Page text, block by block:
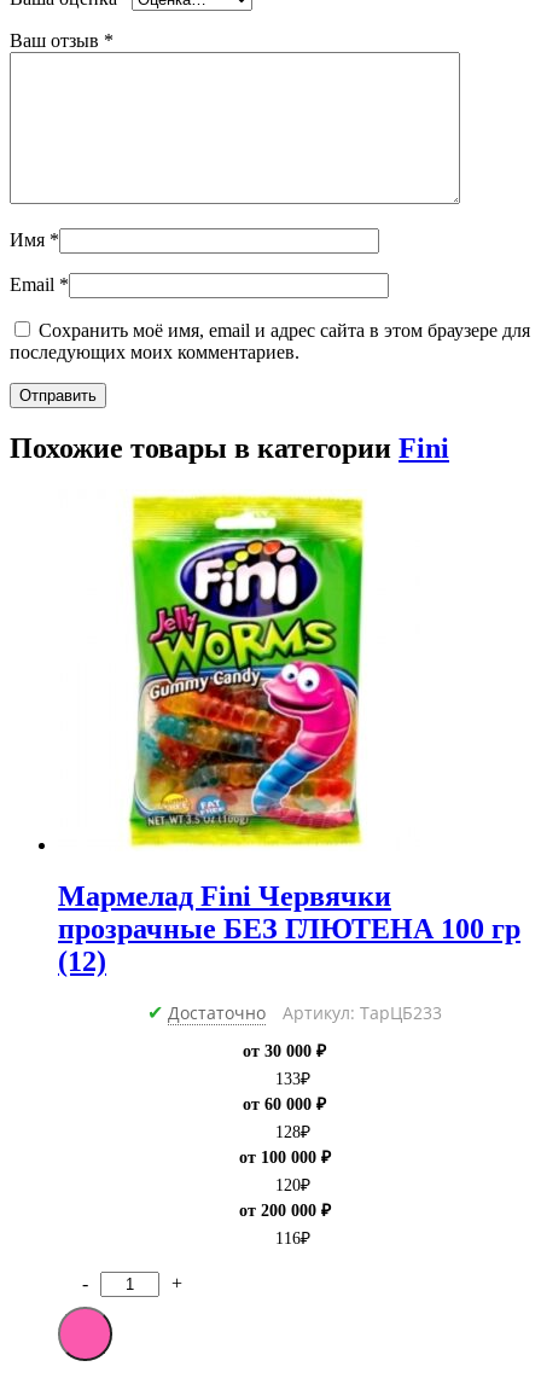
Ваш отзыв *
Имя *
Email *
Сохранить моё имя, email и адрес сайта в этом браузере для
последующих моих комментариев.
Похожие товары в категории Fini
Мармелад Fini Червячки
прозрачные БЕЗ ГЛЮТЕНА 100 гр
(12)
✔ Достаточно Артикул: ТарЦБ233
от 30 000 ₽
133₽
от 60 000 ₽
128₽
от 100 000 ₽
120₽
от 200 000 ₽
116₽
Количество
товара
Мармелад
Fini
- +